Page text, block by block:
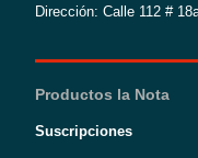
Dirección: Calle 112 #
Productos la Nota
Suscripciones